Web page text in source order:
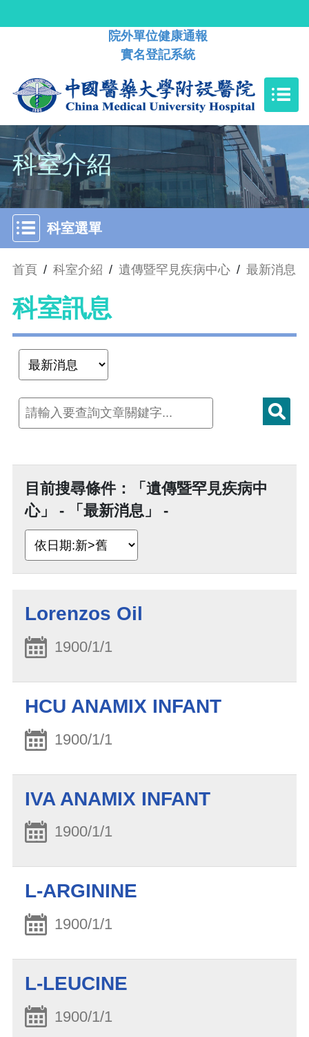
院外單位健康通報
實名登記系統
科室介紹
科室選單
首頁 / 科室介紹 / 遺傳暨罕見疾病中心 / 最新消息
科室訊息
目前搜尋條件：「遺傳暨罕見疾病中
心」 - 「最新消息」 -
Lorenzos Oil
1900/1/1
HCU ANAMIX INFANT
1900/1/1
IVA ANAMIX INFANT
1900/1/1
L-ARGININE
1900/1/1
L-LEUCINE
1900/1/1